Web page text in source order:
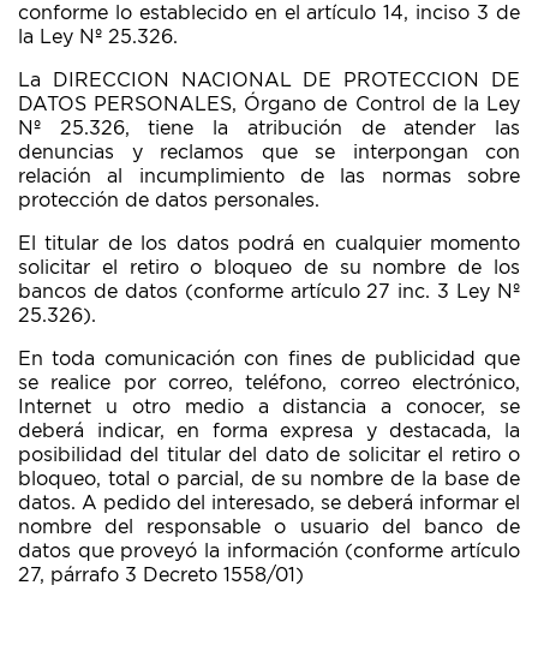
conforme lo establecido en el artículo 14, inciso 3 de
la Ley Nº 25.326.
La DIRECCION NACIONAL DE PROTECCION DE
DATOS PERSONALES, Órgano de Control de la Ley
Nº 25.326, tiene la atribución de atender las
denuncias y reclamos que se interpongan con
relación al incumplimiento de las normas sobre
protección de datos personales.
El titular de los datos podrá en cualquier momento
solicitar el retiro o bloqueo de su nombre de los
bancos de datos (conforme artículo 27 inc. 3 Ley Nº
25.326).
En toda comunicación con fines de publicidad que
se realice por correo, teléfono, correo electrónico,
Internet u otro medio a distancia a conocer, se
deberá indicar, en forma expresa y destacada, la
posibilidad del titular del dato de solicitar el retiro o
bloqueo, total o parcial, de su nombre de la base de
datos. A pedido del interesado, se deberá informar el
nombre del responsable o usuario del banco de
datos que proveyó la información (conforme artículo
27, párrafo 3 Decreto 1558/01)